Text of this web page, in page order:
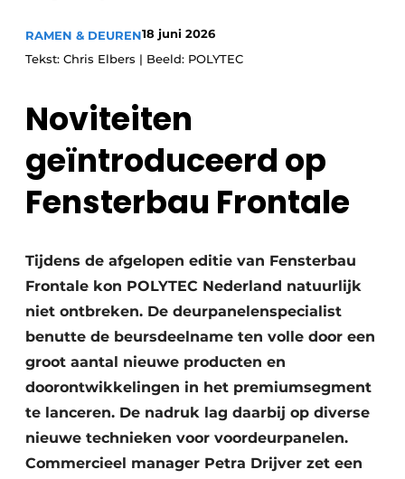
Uitnodiging Rondetafelgesprek – 20 jaar Profiel
Vacature aanmelden
Video’s
Werben
RAMEN & DEUREN18 juni 2026
Tekst: Chris Elbers | Beeld: POLYTEC
Noviteiten
geïntroduceerd op
Fensterbau Frontale
Tijdens de afgelopen editie van Fensterbau
Frontale kon POLYTEC Nederland natuurlijk
niet ontbreken. De deurpanelenspecialist
benutte de beursdeelname ten volle door een
groot aantal nieuwe producten en
doorontwikkelingen in het premiumsegment
te lanceren. De nadruk lag daarbij op diverse
nieuwe technieken voor voordeurpanelen.
Commercieel manager Petra Drijver zet een